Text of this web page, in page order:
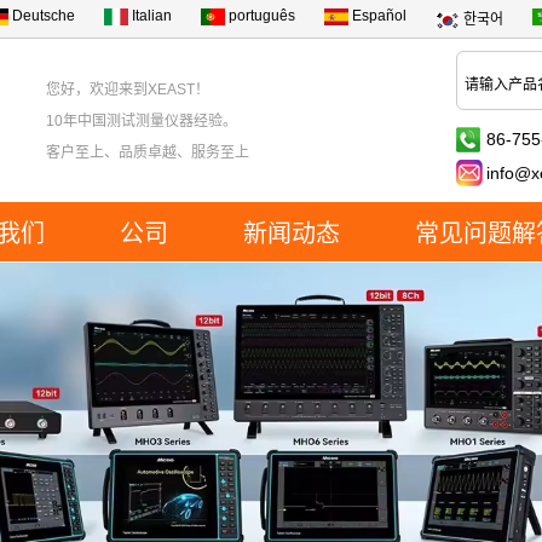
Deutsche Italian português Español 한국어
您好，欢迎来到XEAST！
10年中国测试测量仪器经验。
客户至上、品质卓越、服务至上
86-
们 公司 新闻动态 常见问题解